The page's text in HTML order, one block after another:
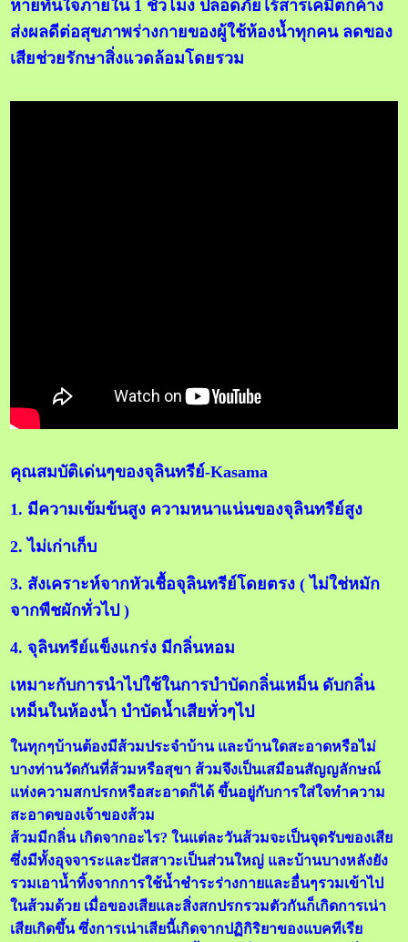
หายทันใจภายใน 1 ชั่วโมง ปลอดภัยไร้สารเคมีตกค้าง
ส่งผลดีต่อสุขภาพร่างกายของผู้ใช้ห้องน้ำทุกคน ลดของ
เสียช่วยรักษาสิ่งแวดล้อมโดยรวม
คุณสมบัติเด่นๆของจุลินทรีย์-Kasama
1. มีความเข้มข้นสูง ความหนาแน่นของจุลินทรีย์สูง
2. ไม่เก่าเก็บ
3. สังเคราะห์จากหัวเชื้อจุลินทรีย์โดยตรง ( ไม่ใช่หมัก
จากพืชผักทั่วไป )
4. จุลินทรีย์แข็งแกร่ง มีกลิ่นหอม
เหมาะกับการนำไปใช้ในการบำบัดกลิ่นเหม็น ดับกลิ่น
เหม็นในห้องน้ำ บำบัดน้ำเสียทั่วๆไป
ในทุกๆบ้านต้องมีส้วมประจำบ้าน และบ้านใดสะอาดหรือไม่
บางท่านวัดกันที่ส้วมหรือสุขา ส้วมจึงเป็นเสมือนสัญญลักษณ์
แห่งความสกปรกหรือสะอาดก็ได้ ขึ้นอยู่กับการใส่ใจทำความ
สะอาดของเจ้าของส้วม
ส้วมมีกลิ่น เกิดจากอะไร? ในแต่ละวันส้วมจะเป็นจุดรับของเสีย
ซึ่งมีทั้งอุจจาระและปัสสาวะเป็นส่วนใหญ่ และบ้านบางหลังยัง
รวมเอาน้ำทิ้งจากการใช้น้ำชำระร่างกายและอื่นๆรวมเข้าไป
ในส้วมด้วย เมื่อของเสียและสิ่งสกปรกรวมตัวกันก็เกิดการเน่า
เสียเกิดขึ้น ซึ่งการเน่าเสียนี้เกิดจากปฏิกิริยาของแบคทีเรีย